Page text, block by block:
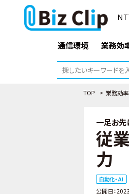
通信環境 業務効
TOP > 業務効
一足お先
従
力
自動化・AI
公開日：